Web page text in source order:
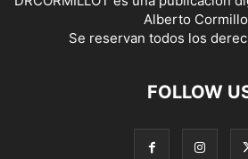
Alberto
Se reservan todos los
FOLLOW